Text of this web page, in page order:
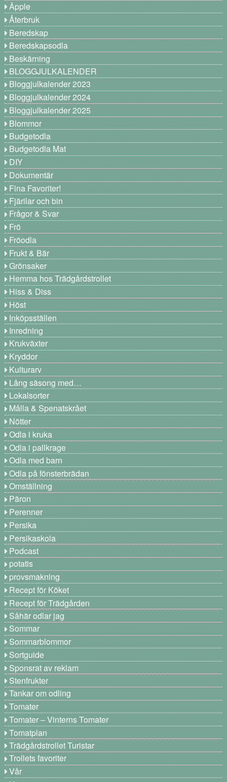
Äpple
Återbruk
Beredskap
Beredskapsodla
Beskärning
BLOGGJULKALENDER
Bloggjulkalender 2023
Bloggjulkalender 2024
Bloggjulkalender 2025
Blommor
Budgetodla
Budgetodla Mat
DIY
Dokumentär
Fina Favoriter!
Fjärilar och bin
Frågor & Svar
Frö
Fröodla
Frukt & Bär
Grönsaker
Hemma hos Trädgårdstrollet
Hiss & Diss
Höst
Inköpsställen
Inredning
Krukväxter
Kryddor
Kulturarv
Lång säsong med…
Lokalsorter
Målla & Spenatskrået
Nötter
Odla i kruka
Odla i pallkrage
Odla med barn
Odla på fönsterbrädan
Omställning
Päron
Perenner
Persika
Persikaskola
Podcast
potatis
provsmakning
Recept för Köket
Recept för Trädgården
Såhär odlar jag
Sommar
Sommarblommor
Sortguide
Sponsrat av reklam
Stenfrukter
Tankar om odling
Tomater
Tomater – Vinterns Tomater
Tomatplan
Trädgårdstrollet Turistar
Trollets favoriter
Vår